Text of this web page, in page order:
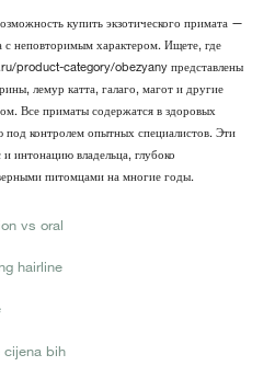
купить экзотического примата —
неповторимым характером. Ищете, где
product-category/obezyany представлены
лемур катта, галаго, магот и другие
Все приматы содержатся в здоровых
под контролем опытных специалистов. Эти
интонацию владельца, глубоко
питомцами на многие годы.
vs oral
hairline
cijena bih